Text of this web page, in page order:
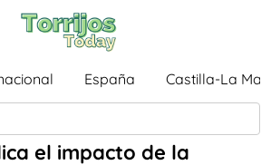
España Castilla-La
el impacto de la